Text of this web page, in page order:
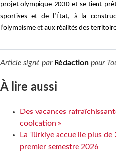
projet olympique 2030 et se tient
sportives et de l’État, à la
l’olympisme et aux réalités des
Article signé par Rédactionpour
À lire aussi
Des vacances
coolcation »
La Türkiye accueille plus
premier semestre 2026